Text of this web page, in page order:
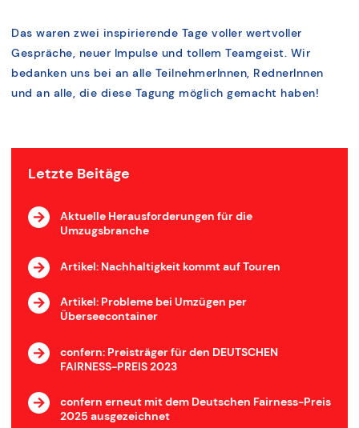
Das waren zwei inspirierende Tage voller wertvoller
Gespräche, neuer Impulse und tollem Teamgeist. Wir
bedanken uns bei an alle TeilnehmerInnen, RednerInnen
und an alle, die diese Tagung möglich gemacht haben!
Letzte Beitäge
Aktuelle Herausforderungen für die
Umzugsbranche
Artikel: Nachhaltigkeit kommt auf Touren
Artikel: Probleme bei Umzügen per
Überseecontainer
confern: Preisträger für den DEUTSCHEN
FAIRNESS-PREIS 2023
confern erneut mit dem Deutschen Fairness-Preis
2025 ausgezeichnet